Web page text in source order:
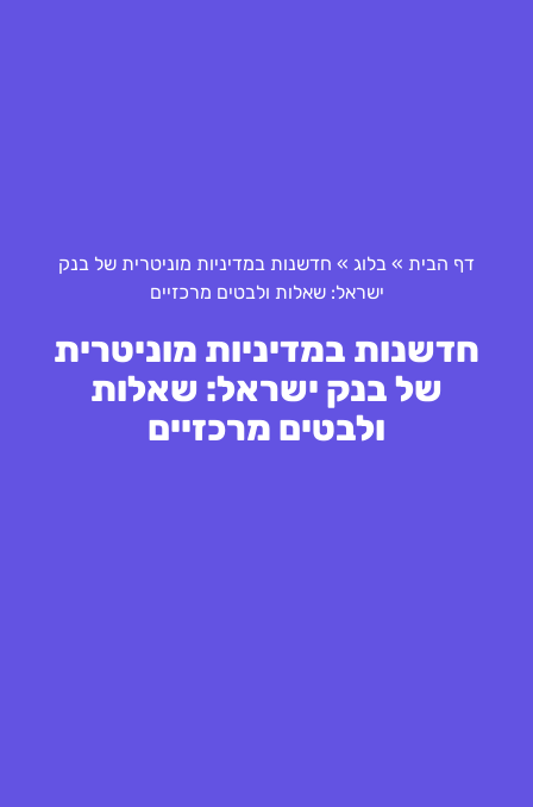
דף הבית » בלוג » חדשנות במדיניות מוניטרית של בנק
ישראל: שאלות ולבטים מרכזיים
חדשנות במדיניות מוניטרית
של בנק ישראל: שאלות
ולבטים מרכזיים